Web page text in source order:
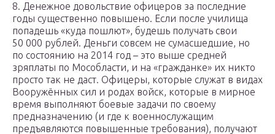
8. Денежное довольствие офицеров за последние
годы существенно повышено. Если после училища
попадешь «куда пошлют», будешь получать свои
50 000 рублей. Деньги совсем не сумасшедшие, но
по состоянию на 2014 год – это выше средней
зряплаты по Мособласти, и на «гражданке» их никто
просто так не даст. Офицеры, которые служат в видах
Вооружённых сил и родах войск, которые в мирное
время выполняют боевые задачи по своему
предназначению (и где к военнослужащим
предъявляются повышенные требования), получают